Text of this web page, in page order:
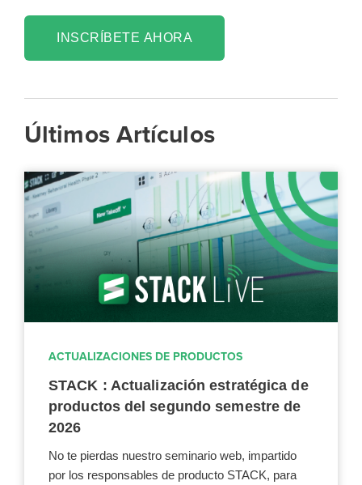
INSCRÍBETE AHORA
Últimos Artículos
ACTUALIZACIONES DE PRODUCTOS
STACK : Actualización estratégica de
productos del segundo semestre de
2026
No te pierdas nuestro seminario web, impartido
por los responsables de producto STACK, para